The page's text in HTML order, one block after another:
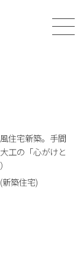
住宅新築。手間
工の「心がけと
築住宅)